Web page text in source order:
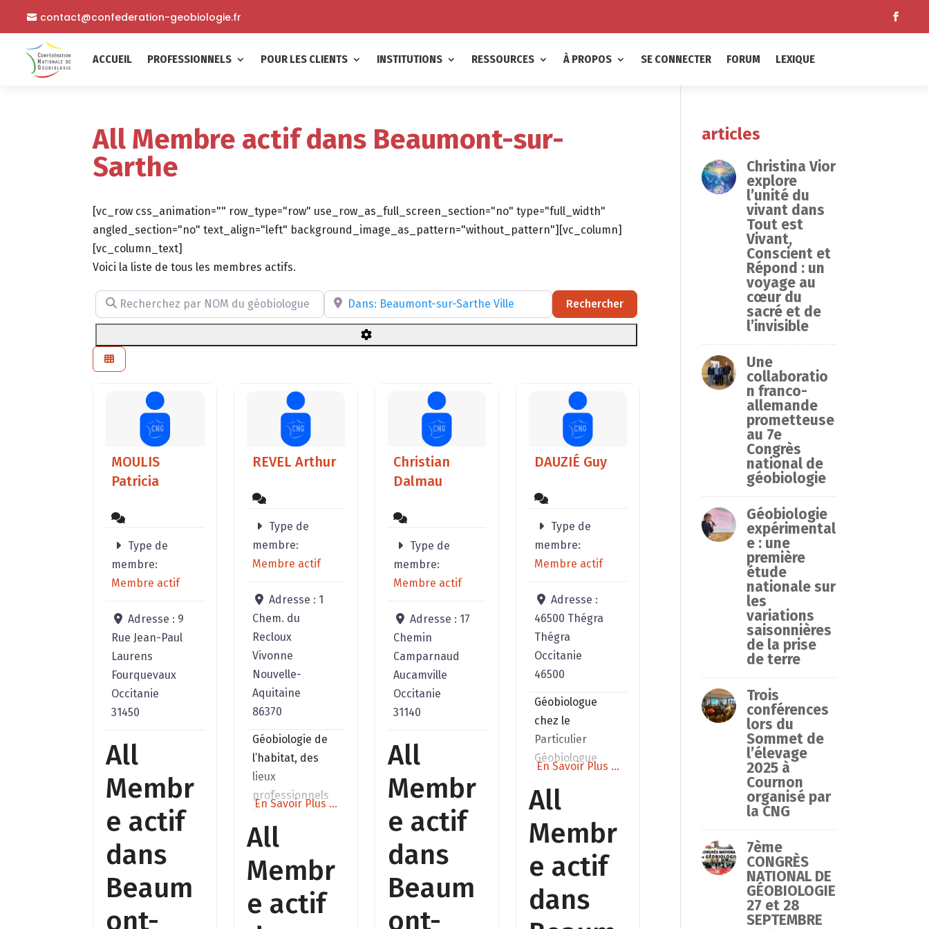
contact@confederation-geobiologie.fr
ACCUEIL PROFESSIONNELS POUR LES CLIENTS INSTITUTIONS RESSOURCES À PROPOS SE CONNECTER FORUM LEXIQUE
All Membre actif dans Beaumont-sur-
Sarthe
[vc_row css_animation="" row_type="row" use_row_as_full_screen_section="no" type="full_width"
angled_section="no" text_align="left" background_image_as_pattern="without_pattern"][vc_column]
[vc_column_text]
Voici la liste de tous les membres actifs.
Recherchez par NOM du géobiologue (facultatif)Recherchez par RÉGION, DÉPARTEMENT ou VILLERechercherRechercher
MOULIS
Patricia
Type de
membre:
Membre actif
Adresse : 9
Rue Jean-Paul
Laurens
Fourquevaux
Occitanie
31450
All
Membr
e actif
dans
Beaum
ont-
REVEL Arthur
Type de
membre:
Membre actif
Adresse : 1
Chem. du
Recloux
Vivonne
Nouvelle-
Aquitaine
86370
Géobiologie de
l’habitat, des
lieux
professionnels
thérapeute;
exploitation
agricole,
restaurants,
…)Approche
centrée sur vos
En Savoir Plus ...
All
Membr
e actif
Christian
Dalmau
Type de
membre:
Membre actif
Adresse : 17
Chemin
Camparnaud
Aucamville
Occitanie
31140
All
Membr
e actif
dans
Beaum
ont-
DAUZIÉ Guy
Type de
membre:
Membre actif
Adresse :
46500 Thégra
Thégra
Occitanie
46500
Géobiologue
chez le
Particulier
Géobiologue
l’Entreprise
Géobiologue
dans les
élevages Sur
devis toutes
régions
En Savoir Plus ...
All
Membr
e actif
dans
articles
Christina Vior
explore
l’unité du
vivant dans
Tout est
Vivant,
Conscient et
Répond : un
voyage au
cœur du
sacré et de
l’invisible
Une
collaboratio
n franco-
allemande
prometteuse
au 7e
Congrès
national de
géobiologie
Géobiologie
expérimental
e : une
première
étude
nationale sur
les
variations
saisonnières
de la prise
de terre
Trois
conférences
lors du
Sommet de
l’élevage
2025 à
Cournon
organisé par
la CNG
7ème
CONGRÈS
NATIONAL DE
GÉOBIOLOGIE
27 et 28
SEPTEMBRE